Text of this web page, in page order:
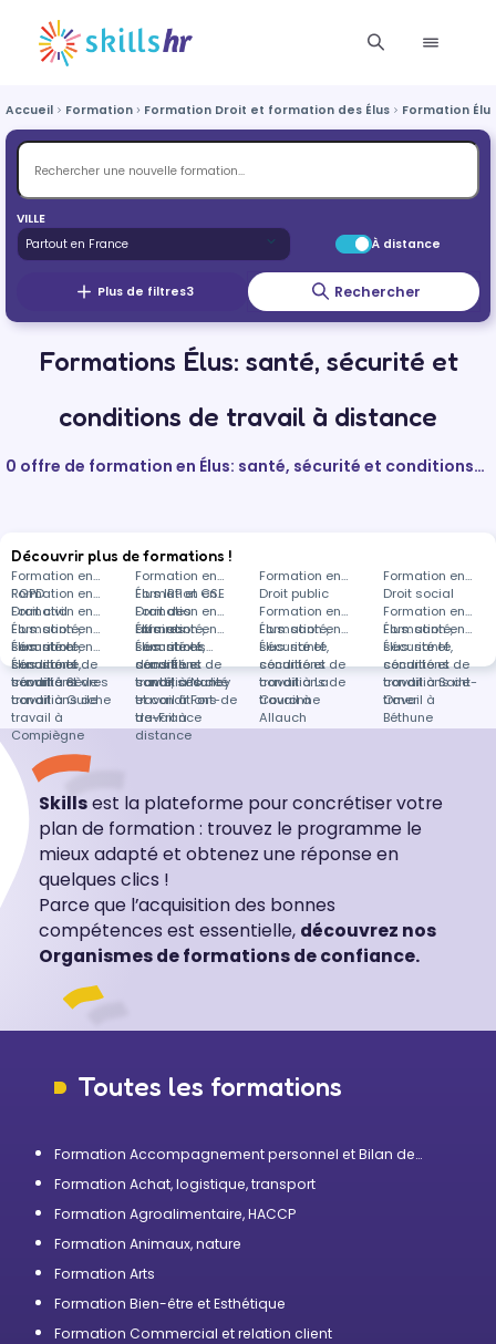
Accueil Formation Formation Droit et formation des Élus Formation
VILLE
À distance
Plus de filtres3 Rechercher
Formations Élus: santé, sécurité et
conditions de travail à distance
0 offre de formation en Élus: santé, sécurité et conditions
Découvrir plus de formations !
Formation en
RGPD
Formation en
Élus IRP et CSE
Formation en
Droit public
Formation en
Droit social
Formation en
Droit civil
Formation en
Droit des
affaires
Formation en
Élus: santé,
sécurité et
conditions de
travail à Sèvres
Formation en
Élus: santé,
sécurité et
conditions de
travail à Nancy
Formation en
Élus: santé,
sécurité et
conditions de
travail à La
Couronne
Formation en
Élus: santé,
sécurité et
conditions de
travail à Saint-
Omer
Formation en
Élus: santé,
sécurité et
conditions de
travail à Guiche
Formation en
Élus: santé,
sécurité et
conditions de
travail à Fort-
de-France
Formation en
Élus: santé,
sécurité et
conditions de
travail à
Allauch
Formation en
Élus: santé,
sécurité et
conditions de
travail à
Béthune
Formation en
Élus: santé,
sécurité et
conditions de
travail à
Compiègne
Formations
dans Élus:
santé, sécurité
et conditions de
travail à
distance
Skillsest la plateforme pour concrétiser votre
plan de formation : trouvez le programme le
mieux adapté et obtenez une réponse en
quelques clics !
Parce que l’acquisition des bonnes
compétences est essentielle, découvrez nos
Organismes de formations de confiance.
Toutes les formations
Formation Accompagnement personnel et Bilan de
Formation Achat, logistique, transport
Formation Agroalimentaire, HACCP
Formation Animaux, nature
Formation Arts
Formation Bien-être et Esthétique
Formation Commercial et relation client